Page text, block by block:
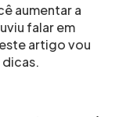
aumentar a
falar em
artigo vou
dicas.